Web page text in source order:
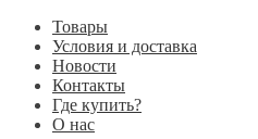
Товары
Условия и доставка
Новости
Контакты
Где купить?
О нас